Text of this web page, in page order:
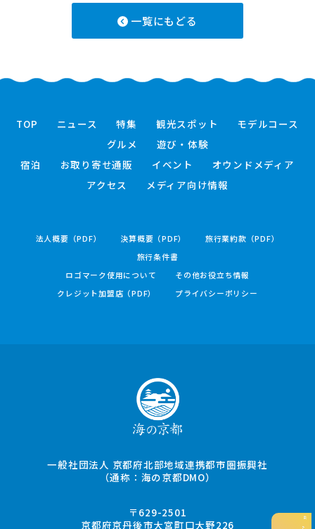
一覧にもどる
TOP ニュース 特集 観光スポット
モデルコース
グルメ
遊び・体験
宿泊
お取り寄せ通販 イベント
オウンドメディア
アクセス
メディア向け情報
法人概要（PDF） 決算概要（PDF）
旅行業約款（PDF）
旅行条件書
ロゴマーク使用について
その他お役立ち情報
クレジット加盟店（PDF）
プライバシーポリシー
一般社団法人 京都府北部地域連携都市圏振興社
（通称：海の京都DMO）
〒629-2501
京都府京丹後市大宮町口大野226